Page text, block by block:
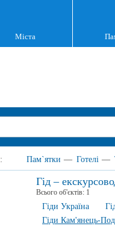
Міста
: Пам`ятки — Готелі —
Гід –
Всього об'єктів: 1
Гіди Україна
Гіди Кам'янець-